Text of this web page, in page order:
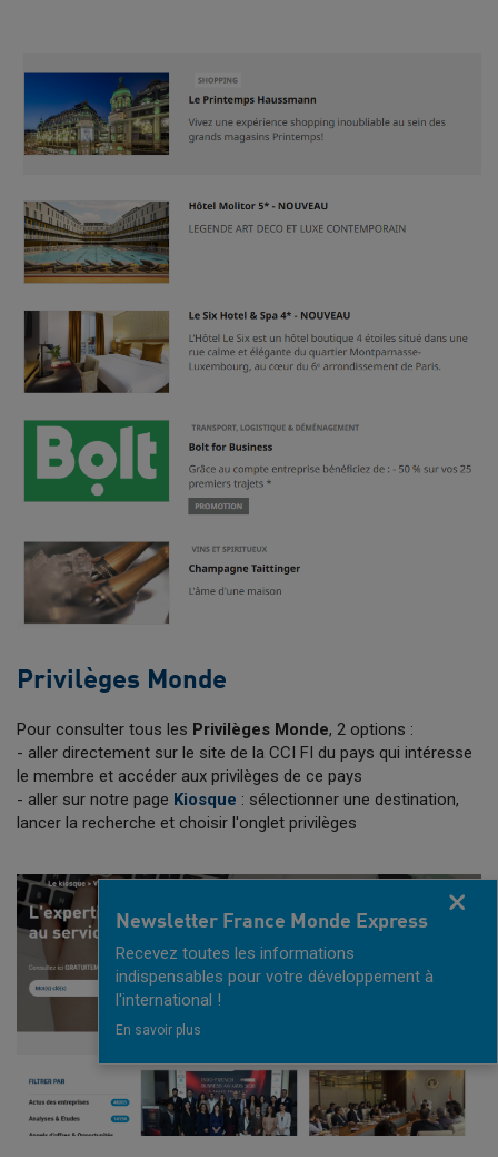
Privilèges Monde
Pour consulter tous les Privilèges Monde, 2 options :
- aller directement sur le site de la CCI FI du pays qui intéresse
le membre et accéder aux privilèges de ce pays
- aller sur notre page Kiosque : sélectionner une destination,
lancer la recherche et choisir l'onglet privilèges
Newsletter France Monde Express
Recevez toutes les informations
indispensables pour votre développement à
l'international !
En savoir plus